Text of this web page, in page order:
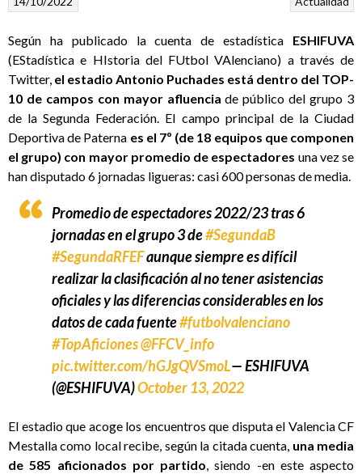
Según ha publicado la cuenta de estadística ESHIFUVA
(EStadística e HIstoria del FUtbol VAlenciano) a través de
Twitter, el estadio Antonio Puchades está dentro del TOP-
10 de campos con mayor afluencia de público del grupo 3
de la Segunda Federación. El campo principal de la Ciudad
Deportiva de Paterna es el 7º (de 18 equipos que componen
el grupo) con mayor promedio de espectadores una vez se
han disputado 6 jornadas ligueras: casi 600 personas de media.
Promedio de espectadores 2022/23 tras 6
jornadas en el grupo 3 de#SegundaB
#SegundaRFEFaunque siempre es difícil
realizar la clasificación al no tener asistencias
oficiales y las diferencias considerables en los
datos de cada fuente#futbolvalenciano
#TopAficiones@FFCV_info
pic.twitter.com/hGJgQVSmoL— ESHIFUVA
(@ESHIFUVA)October 13, 2022
El estadio que acoge los encuentros que disputa el Valencia CF
Mestalla como local recibe, según la citada cuenta, una media
de 585 aficionados por partido, siendo -en este aspecto